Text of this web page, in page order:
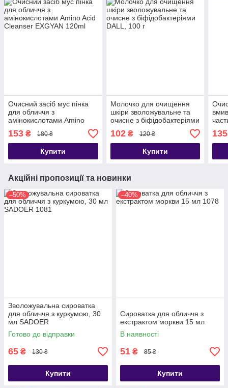
Очисний засіб мус пінка
для обличчя з
амінокислотами Amino
Acid Cleanser EXGYAN
120ml
153 ₴ 180 ₴
Купити
Молочко для очищення
шкіри зволожувальне та
очисне з біфідобактеріями
DALL, 100 г
102₴ 120 ₴
Купити
135
Акційні пропозиції та новинки
–50%
Зволожувальна сироватка
для обличчя з куркумою, 30
мл SADOER
Готово до відправки
65 ₴ 130 ₴
Купити
–40%
Сироватка для обличчя з
екстрактом моркви 15 мл
В наявності
51 ₴ 85 ₴
Купити